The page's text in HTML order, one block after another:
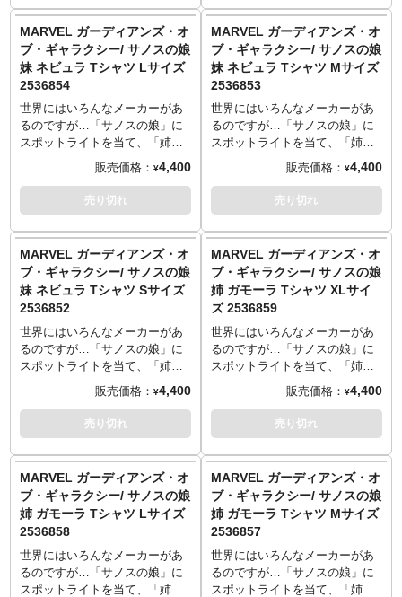
L：着丈74／身幅55／肩幅50／
袖丈22cm
綿：100％
M：着丈70／身幅52／肩幅47／
袖丈20cm
綿：100％
歴代国王に忠義を尽くす威厳あ
る親衛隊長としての厳しい表情
が印象的ですが、あえて強さの
裏にある優しさを感じる素敵な
表情をチョイス。これは、マー
ベルヒーローアパレルの一発目
にオコエをチョイスするほどの
強い気持ちがあるからこそ！ 今
トを切ったバンダイ マーベルヒ
ーローアパレルシリーズに注目
袖丈19cm
綿：100％
な」というワクワクしか出てこ
ないこのテーマ、無表情の顔ア
ップというこれまたどのメーカ
ーもやってこなかったデザイ
ン。こんなにもシンプルでクー
ル、そして卑怯なTシャツがあっ
ていいんでしょうか。もちろん
かくなってくる初夏の5月。この
姉妹のTシャツがあふれる日本な
らば、マーベルも安泰です。
Sサイズ: 着丈66／身幅49／肩幅
44／袖丈19cm
Mサイズ: 着丈70／身幅52／肩幅
47／袖丈20cm
Lサイズ: 着丈74／身幅55／肩幅
50／袖丈22cm
XLサイズ: 着丈78／身幅58／肩
幅53／袖丈24cm
生産エリア: 中国またはベトナム
MARVEL ガーディアンズ・オ
ブ・ギャラクシー/ サノスの娘
妹 ネビュラ Tシャツ Lサイズ
2536854
世界にはいろんなメーカーがあ
るのですが…「サノスの娘」に
スポットライトを当て、「姉ガ
モーラ」Tシャツと「妹ネビュ
ラ」Tシャツを作ってしまうメー
カーまで出てくるなんて考えも
しませんでした。しかもそれが
プレミアムバンダイからという
驚き。個人的に「やってくれた
な」というワクワクしか出てこ
ないこのテーマ、無表情の顔ア
ップというこれまたどのメーカ
ーもやってこなかったデザイ
ン。こんなにもシンプルでクー
ル、そして卑怯なTシャツがあっ
ていいんでしょうか。もちろん
かくなってくる初夏の5月。この
姉妹のTシャツがあふれる日本な
らば、マーベルも安泰です。
Sサイズ: 着丈66／身幅49／肩幅
44／袖丈19cm
Mサイズ: 着丈70／身幅52／肩幅
47／袖丈20cm
Lサイズ: 着丈74／身幅55／肩幅
50／袖丈22cm
XLサイズ: 着丈78／身幅58／肩
幅53／袖丈24cm
販売価格： ¥4,400
売り切れ
MARVEL ガーディアンズ・オ
ブ・ギャラクシー/ サノスの娘
妹 ネビュラ Tシャツ Mサイズ
2536853
世界にはいろんなメーカーがあ
るのですが…「サノスの娘」に
スポットライトを当て、「姉ガ
モーラ」Tシャツと「妹ネビュ
ラ」Tシャツを作ってしまうメー
カーまで出てくるなんて考えも
しませんでした。しかもそれが
プレミアムバンダイからという
驚き。個人的に「やってくれた
な」というワクワクしか出てこ
ないこのテーマ、無表情の顔ア
ップというこれまたどのメーカ
ーもやってこなかったデザイ
ン。こんなにもシンプルでクー
ル、そして卑怯なTシャツがあっ
ていいんでしょうか。もちろん
かくなってくる初夏の5月。この
姉妹のTシャツがあふれる日本な
らば、マーベルも安泰です。
Sサイズ: 着丈66／身幅49／肩幅
44／袖丈19cm
Mサイズ: 着丈70／身幅52／肩幅
47／袖丈20cm
Lサイズ: 着丈74／身幅55／肩幅
50／袖丈22cm
XLサイズ: 着丈78／身幅58／肩
幅53／袖丈24cm
販売価格： ¥4,400
売り切れ
MARVEL ガーディアンズ・オ
ブ・ギャラクシー/ サノスの娘
妹 ネビュラ Tシャツ Sサイズ
2536852
世界にはいろんなメーカーがあ
るのですが…「サノスの娘」に
スポットライトを当て、「姉ガ
モーラ」Tシャツと「妹ネビュ
ラ」Tシャツを作ってしまうメー
カーまで出てくるなんて考えも
しませんでした。しかもそれが
な」というワクワクしか出てこ
ないこのテーマ、無表情の顔ア
ップというこれまたどのメーカ
ーもやってこなかったデザイ
ン。こんなにもシンプルでクー
ル、そして卑怯なTシャツがあっ
ていいんでしょうか。もちろん
販売価格： ¥4,400
売り切れ
MARVEL ガーディアンズ・オ
ブ・ギャラクシー/ サノスの娘
姉 ガモーラ Tシャツ XLサイ
ズ 2536859
世界にはいろんなメーカーがあ
るのですが…「サノスの娘」に
スポットライトを当て、「姉ガ
モーラ」Tシャツと「妹ネビュ
ラ」Tシャツを作ってしまうメー
カーまで出てくるなんて考えも
しませんでした。しかもそれが
な」というワクワクしか出てこ
ないこのテーマ、無表情の顔ア
ップというこれまたどのメーカ
ーもやってこなかったデザイ
ン。こんなにもシンプルでクー
ル、そして卑怯なTシャツがあっ
ていいんでしょうか。もちろん
販売価格： ¥4,400
売り切れ
MARVEL ガーディアンズ・オ
ブ・ギャラクシー/ サノスの娘
姉 ガモーラ Tシャツ Lサイズ
2536858
世界にはいろんなメーカーがあ
るのですが…「サノスの娘」に
スポットライトを当て、「姉ガ
MARVEL ガーディアンズ・オ
ブ・ギャラクシー/ サノスの娘
姉 ガモーラ Tシャツ Mサイズ
2536857
世界にはいろんなメーカーがあ
るのですが…「サノスの娘」に
スポットライトを当て、「姉ガ